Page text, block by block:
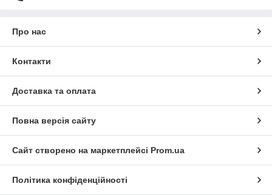
Про нас
Контакти
Доставка та оплата
Повна версія сайту
Сайт створено на маркетплейсі Prom.ua
Політика конфіденційності